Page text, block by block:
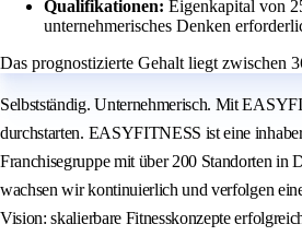
Qualifikationen: Eigenkapital von
unternehmerisches Denken
Das prognostizierte Gehalt liegt zwischen
Selbstständig. Unternehmerisch. Mit
durchstarten. EASYFITNESS ist eine
Franchisegruppe mit über 200 Standorten in
wachsen wir kontinuierlich und verfolgen
Vision: skalierbare Fitnesskonzepte